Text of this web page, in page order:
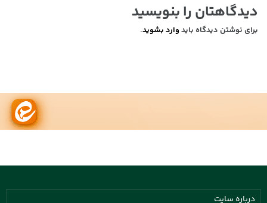
دیدگاهتان را بنویسید
برای نوشتن دیدگاه باید وارد بشوید.
درباره سایت